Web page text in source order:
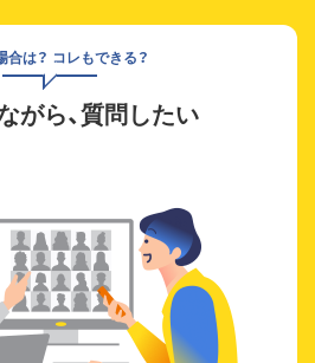
合は？ コレもできる？
がら、質問したい